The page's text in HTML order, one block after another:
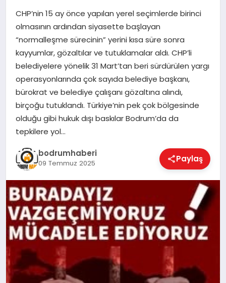
SIYASET
MAGAZIN
KÖŞE YAZILARI
YAŞAM
SPOR
MUĞLA
☰
CHP’nin 15 ay önce yapılan yerel seçimlerde birinci
olmasının ardından siyasette başlayan
“normalleşme sürecinin” yerini kısa süre sonra
kayyumlar, gözaltılar ve tutuklamalar aldı. CHP’li
belediyelere yönelik 31 Mart’tan beri sürdürülen yargı
operasyonlarında çok sayıda belediye başkanı,
bürokrat ve belediye çalışanı gözaltına alındı,
birçoğu tutuklandı. Türkiye’nin pek çok bölgesinde
olduğu gibi hukuk dışı baskılar Bodrum’da da
tepkilere yol…
bodrumhaberi
09 Temmuz 2025 Paylaş